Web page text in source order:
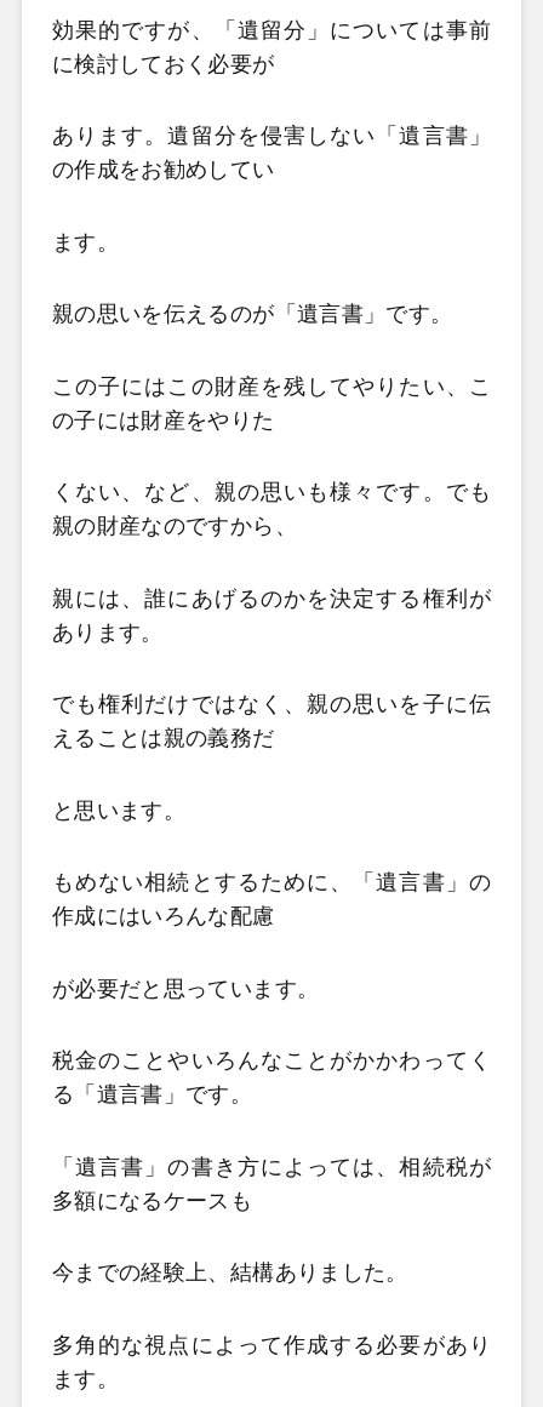
効果的ですが、「遺留分」については事前
に検討しておく必要が
あります。遺留分を侵害しない「遺言書」
の作成をお勧めしてい
ます。
親の思いを伝えるのが「遺言書」です。
この子にはこの財産を残してやりたい、こ
の子には財産をやりた
くない、など、親の思いも様々です。でも
親の財産なのですから、
親には、誰にあげるのかを決定する権利が
あります。
でも権利だけではなく、親の思いを子に伝
えることは親の義務だ
と思います。
もめない相続とするために、「遺言書」の
作成にはいろんな配慮
が必要だと思っています。
税金のことやいろんなことがかかわってく
る「遺言書」です。
「遺言書」の書き方によっては、相続税が
多額になるケースも
今までの経験上、結構ありました。
多角的な視点によって作成する必要があり
ます。